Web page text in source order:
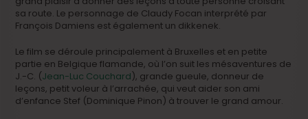
sa route. Le personnage de Claudy Focan interprété par
François Damiens est également un dikkenek.
Le film se déroule principalement à Bruxelles et en petite
partie en Belgique flamande, où l’on suit les mésaventures de
J.-C. (Jean-Luc Couchard), grande gueule, donneur de
leçons, petit voleur à l’arrachée, qui veut aider son ami
d’enfance Stef (Dominique Pinon) à trouver le grand amour.